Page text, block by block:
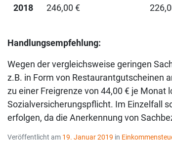
2018 246,00 €
Handlungsempfehlung:
Wegen der vergleichsweise geringen
z.B. in Form von Restaurantgutscheinen
zu einer Freigrenze von 44,00 € je
Sozialversicherungspflicht. Im Einzelfall
erfolgen, da die Anerkennung von
Veröffentlicht am 19. Januar 2019 in